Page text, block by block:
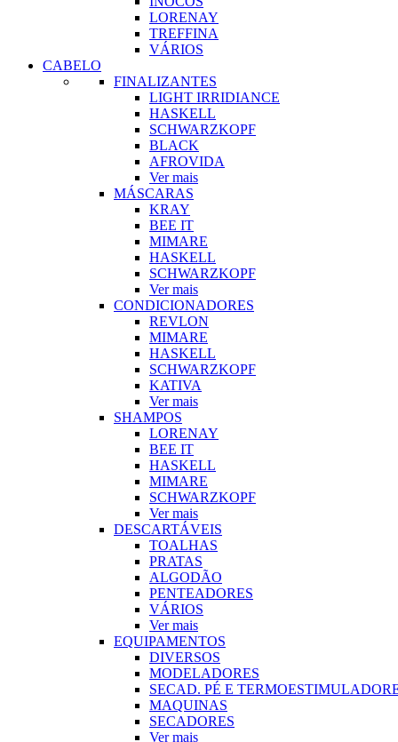
LORENAY
TREFFINA
VÁRIOS
CABELO
FINALIZANTES
LIGHT IRRIDIANCE
HASKELL
SCHWARZKOPF
BLACK
AFROVIDA
Ver mais
MÁSCARAS
KRAY
BEE IT
MIMARE
HASKELL
SCHWARZKOPF
Ver mais
CONDICIONADORES
REVLON
MIMARE
HASKELL
SCHWARZKOPF
KATIVA
Ver mais
SHAMPOS
LORENAY
BEE IT
HASKELL
MIMARE
SCHWARZKOPF
Ver mais
DESCARTÁVEIS
TOALHAS
PRATAS
ALGODÃO
PENTEADORES
VÁRIOS
Ver mais
EQUIPAMENTOS
DIVERSOS
MODELADORES
SECAD. PÉ E
MAQUINAS
SECADORES
Ver mais